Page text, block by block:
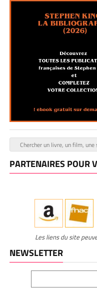
PARTENAIRES POUR
Les liens du site
NEWSLETTER